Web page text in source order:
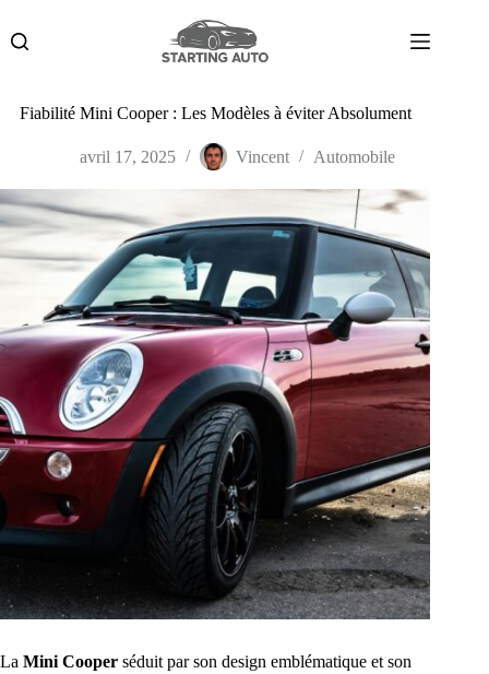
contenu
Fiabilité Mini Cooper : Les Modèles à éviter Absolument
avril 17, 2025 Vincent Automobile
La Mini Cooper séduit par son design emblématique et son